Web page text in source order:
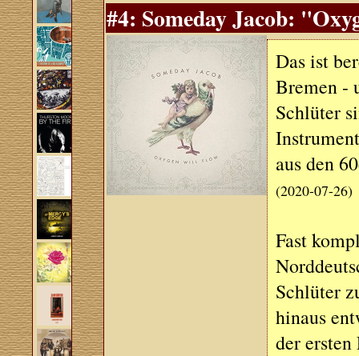
#4: Someday Jacob:
Das ist
Bremen -
Schlüter
aus den
(2020-07-26)
Fast
Schlüter
hinaus
der